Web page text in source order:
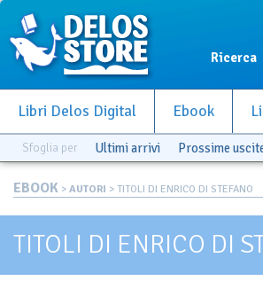
Ricerca
Libri Delos Digital Ebook
Sfoglia per Ultimi arrivi Prossime
EBOOK > AUTORI > TITOLI DI ENRICO DI STEFANO
TITOLI DI ENRICO DI